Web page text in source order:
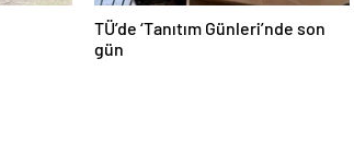
TÜ’de ‘Tanıtım Günleri’nde son
gün